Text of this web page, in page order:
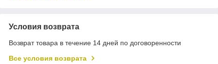
Условия возврата
Возврат товара в течение 14 дней по договоренности
Все условия возврата